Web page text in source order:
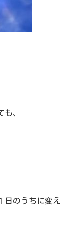
、
日のうちに変え